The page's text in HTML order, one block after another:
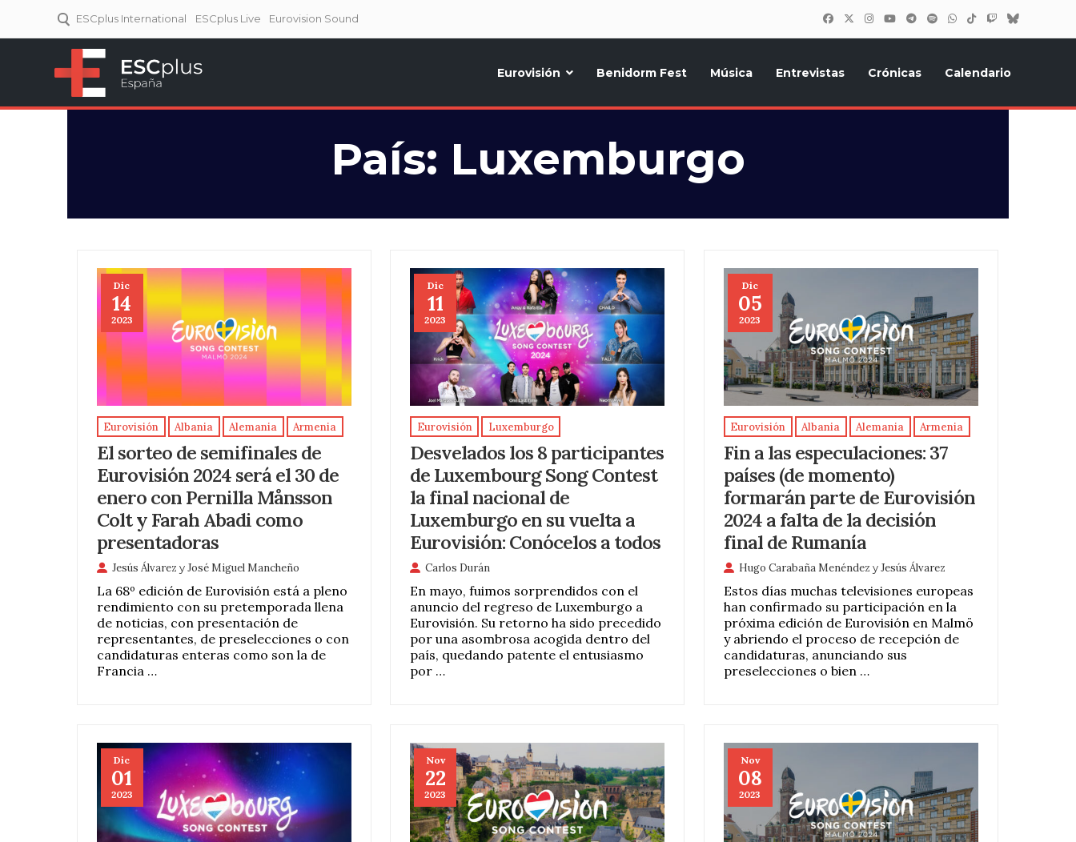
ESCplus International ESCplus Live Eurovision Sound
Eurovisión Benidorm Fest Música Entrevistas Crónicas Calendario
País: Luxemburgo
Dic
14
2023
Eurovisión Albania Alemania Armenia
El sorteo de semifinales de
Eurovisión 2024 será el 30 de
enero con Pernilla Månsson
Colt y Farah Abadi como
presentadoras
Jesús Álvarez yJosé Miguel Mancheño
La 68º edición de Eurovisión está a pleno
rendimiento con su pretemporada llena
de noticias, con presentación de
representantes, de preselecciones o con
candidaturas enteras como son la de
Francia …
Dic
11
2023
Eurovisión Luxemburgo
Desvelados los 8 participantes
de Luxembourg Song Contest
la final nacional de
Luxemburgo en su vuelta a
Eurovisión: Conócelos a todos
Carlos Durán
En mayo, fuimos sorprendidos con el
anuncio del regreso de Luxemburgo a
Eurovisión. Su retorno ha sido precedido
por una asombrosa acogida dentro del
país, quedando patente el entusiasmo
por …
Dic
05
2023
Eurovisión Albania Alemania Armenia
Fin a las especulaciones: 37
países (de momento)
formarán parte de Eurovisión
2024 a falta de la decisión
final de Rumanía
Hugo Carabaña Menéndez yJesús Álvarez
Estos días muchas televisiones europeas
han confirmado su participación en la
próxima edición de Eurovisión en Malmö
y abriendo el proceso de recepción de
candidaturas, anunciando sus
preselecciones o bien …
Dic
01
2023
Nov
22
2023
Nov
08
2023